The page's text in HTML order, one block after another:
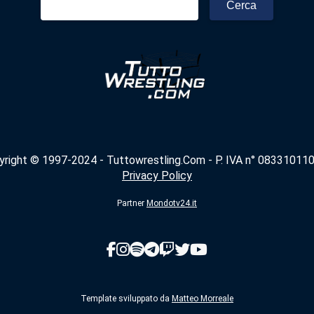
© 1997-2024 - Tuttowrestling.Com - P. IVA n°
Privacy Policy
Partner Mondotv24.it
Template sviluppato da Matteo Morreale